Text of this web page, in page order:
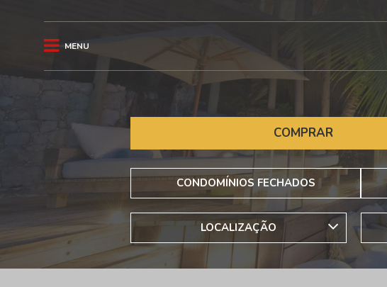
MENU
COMPRAR
CONDOMÍNIOS FECHADOS
LOCALIZAÇÃO